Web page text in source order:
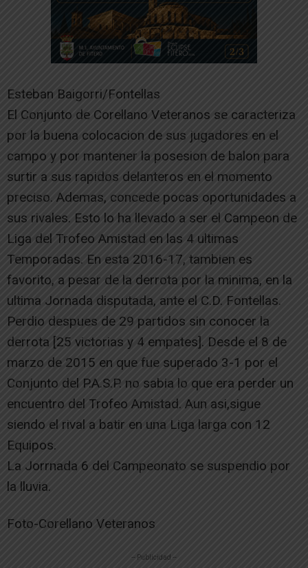
Esteban Baigorri/Fontellas
El Conjunto de Corellano Veteranos se caracteriza
por la buena colocacion de sus jugadores en el
campo y por mantener la posesion de balon para
surtir a sus rapidos delanteros en el momento
preciso. Ademas, concede pocas oportunidades a
sus rivales. Esto lo ha llevado a ser el Campeon de
Liga del Trofeo Amistad en las 4 ultimas
Temporadas. En esta 2016-17, tambien es
favorito, a pesar de la derrota por la minima, en la
ultima Jornada disputada, ante el C.D. Fontellas.
Perdio despues de 29 partidos sin conocer la
derrota [25 victorias y 4 empates]. Desde el 8 de
marzo de 2015 en que fue superado 3-1 por el
Conjunto del P.A.S.P. no sabia lo que era perder un
encuentro del Trofeo Amistad. Aun asi,sigue
siendo el rival a batir en una Liga larga con 12
Equipos.
La Jorrnada 6 del Campeonato se suspendio por
la lluvia.
Foto-Corellano Veteranos
-- Publicidad --